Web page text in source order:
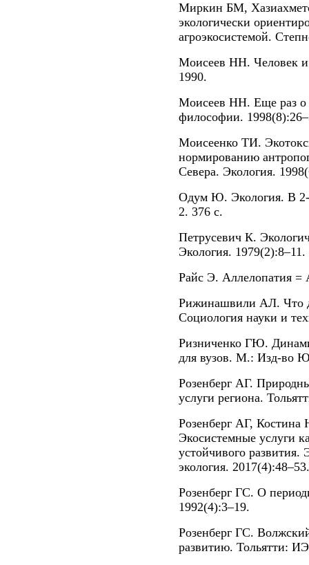
Миркин БМ,
экологически
агроэкосистемой.
Моисеев НН. Человек
1990.
Моисеев НН. Еще раз о
философии.
Моисеенко ТИ.
нормированию
Севера. Экология.
Одум Ю. Экология. В
2. 376 с.
Петрусевич К.
Экология. 1979(2):8–11.
Райс Э. Аллелопатия
Рижинашвили АЛ. Что
Социология науки и
Ризниченко ГЮ.
для вузов. М.: Изд-во
Розенберг АГ.
услуги региона.
Розенберг АГ,
Экосистемные услуги
устойчивого развития.
экология. 2017(4):48–53.
Розенберг ГС. О
1992(4):3–19.
Розенберг ГС.
развитию. Тольятти: